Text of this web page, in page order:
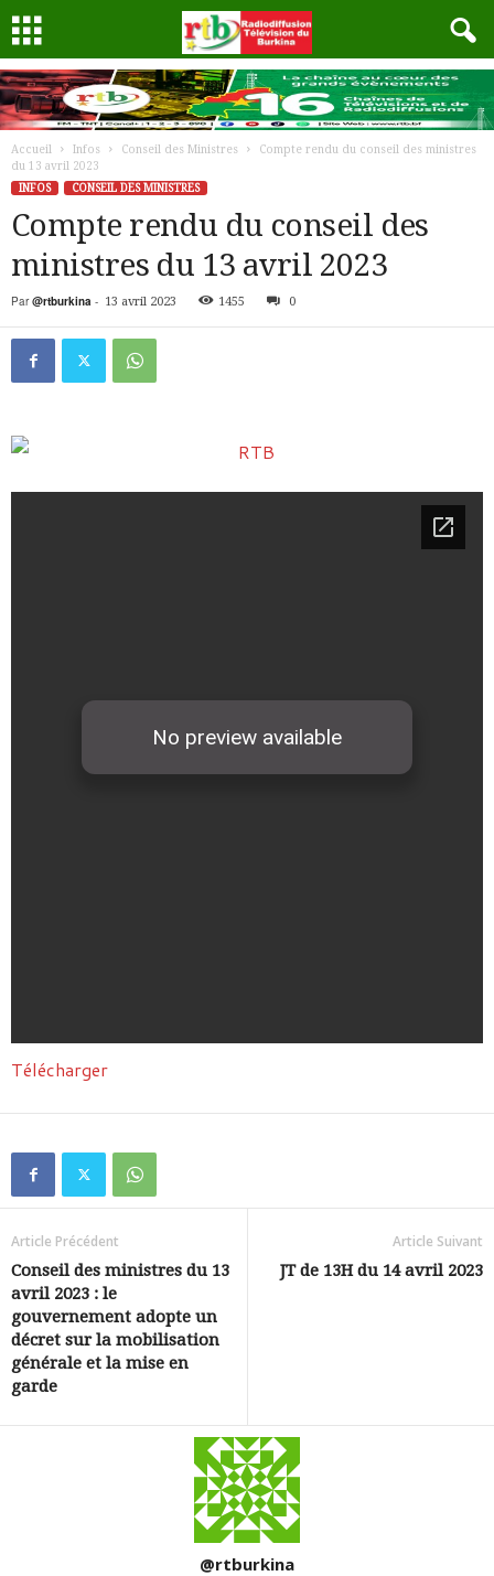
Accueil Infos Conseil des Ministres
Compte rendu du conseil des ministres
du 13 avril 2023
INFOS
CONSEIL DES MINISTRES
Compte rendu du conseil des
ministres du 13 avril 2023
Par @rtburkina - 13 avril 2023 1455 0
Télécharger
Article Précédent
Conseil des ministres du 13
avril 2023 : le
gouvernement adopte un
décret sur la mobilisation
générale et la mise en
garde
Article Suivant
JT de 13H du 14 avril 2023
@rtburkina